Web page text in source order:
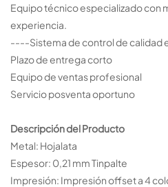
Equipo técnico especializado con
experiencia.
----Sistema de control de calidad
Plazo de entrega corto
Equipo de ventas profesional
Servicio posventa oportuno
Descripción del Producto
Metal: Hojalata
Espesor: 0,21 mm Tinpalte
Impresión: Impresión offset a 4